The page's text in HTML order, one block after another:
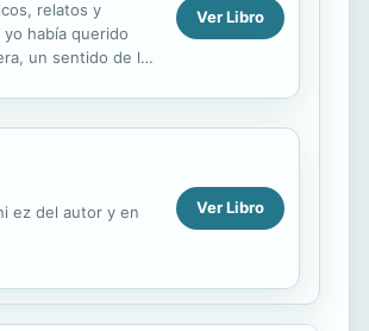
relatos y
había querido
un sentido de la
Ver Libro
ez del autor y en Ver Libro